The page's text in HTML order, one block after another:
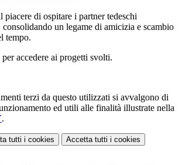
piacere di ospitare i partner tedeschi
consolidando un legame di amicizia e scambio
tempo.
accedere ai progetti svolti.
terzi da questo utilizzati si avvalgono di
ed utili alle finalità illustrate nella
.
tutti i cookies Accetta tutti i cookies